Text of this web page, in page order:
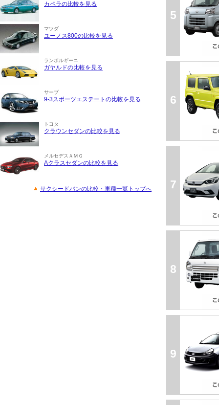
カペラの比較を見る
マツダ
ユーノス800の比較を見る
ランボルギーニ
ガヤルドの比較を見る
サーブ
9-3スポーツエステートの比較を見る
トヨタ
クラウンセダンの比較を見る
メルセデスＡＭＧ
Aクラスセダンの比較を見る
サクシードバンの比較・車種一覧トップへ
5
6
7
8
9